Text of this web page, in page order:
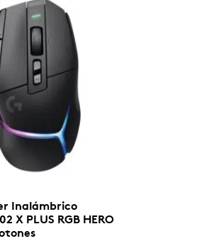
Inalámbrico
X PLUS RGB HERO